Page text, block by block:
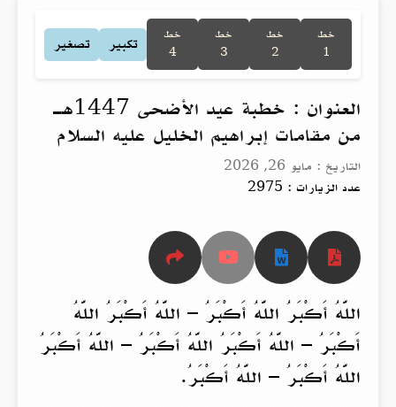
خط
1
خط
2
خط
3
خط
4
تكبير تصغير
العنوان : خطبة عيد الأضحى 1447هـ
من مقامات إبراهيم الخليل عليه السلام
التاريخ : مايو 26, 2026
عدد الزيارات : 2975
اللَّهُ أَكْبَرُ اللَّهُ أَكْبَرُ – اللَّهُ أَكْبَرُ اللَّهُ
أَكْبَرُ – اللَّهُ أَكْبَرُ اللَّهُ أَكْبَرُ – اللَّهُ أَكْبَرُ
اللَّهُ أَكْبَرُ – اللَّهُ أَكْبَرُ.